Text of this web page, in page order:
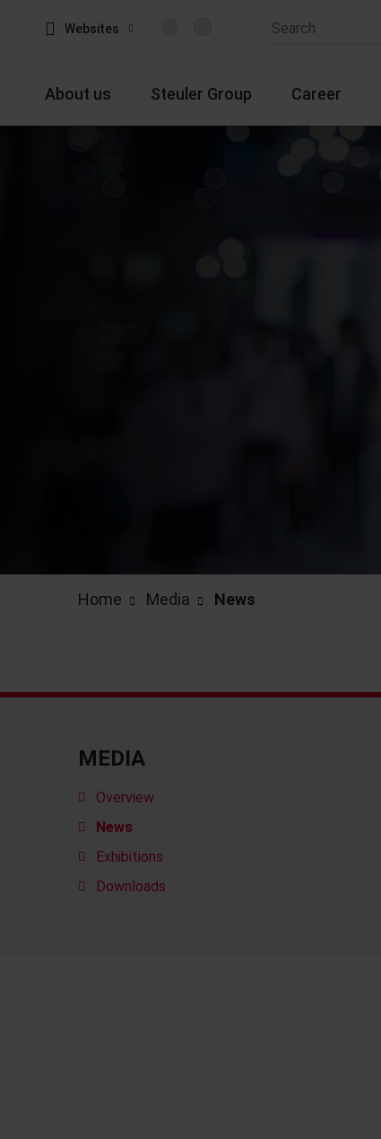
Websites
About us Steuler Group Career
Home Media News
MEDIA
Overview
News
Exhibitions
Downloads